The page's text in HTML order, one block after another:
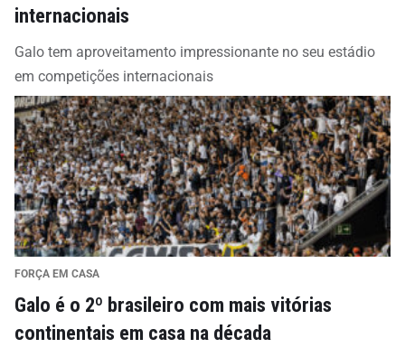
internacionais
Galo tem aproveitamento impressionante no seu estádio
em competições internacionais
FORÇA EM CASA
Galo é o 2º brasileiro com mais vitórias
continentais em casa na década